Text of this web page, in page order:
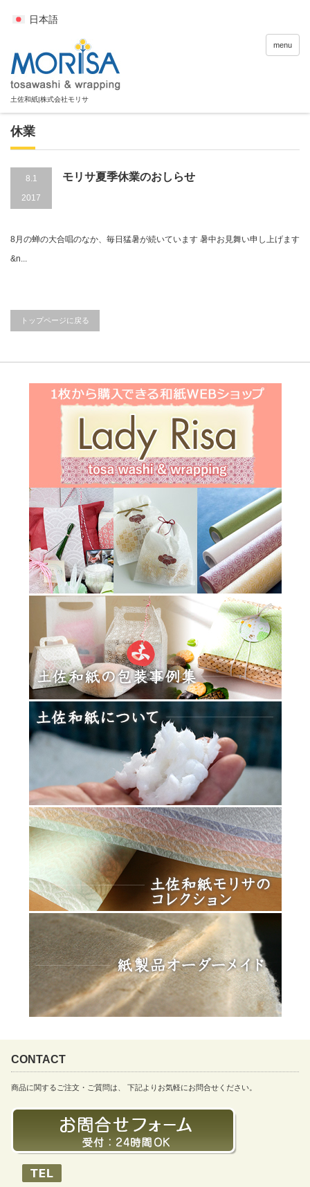
日本語
menu
休業
8.1
2017
モリサ夏季休業のおしらせ
8月の蝉の大合唱のなか、毎日猛暑が続いています 暑中お見舞い申し上げます
&n...
トップページに戻る
CONTACT
商品に関するご注文・ご質問は、 下記よりお気軽にお問合せください。